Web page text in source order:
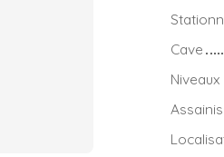
Cave